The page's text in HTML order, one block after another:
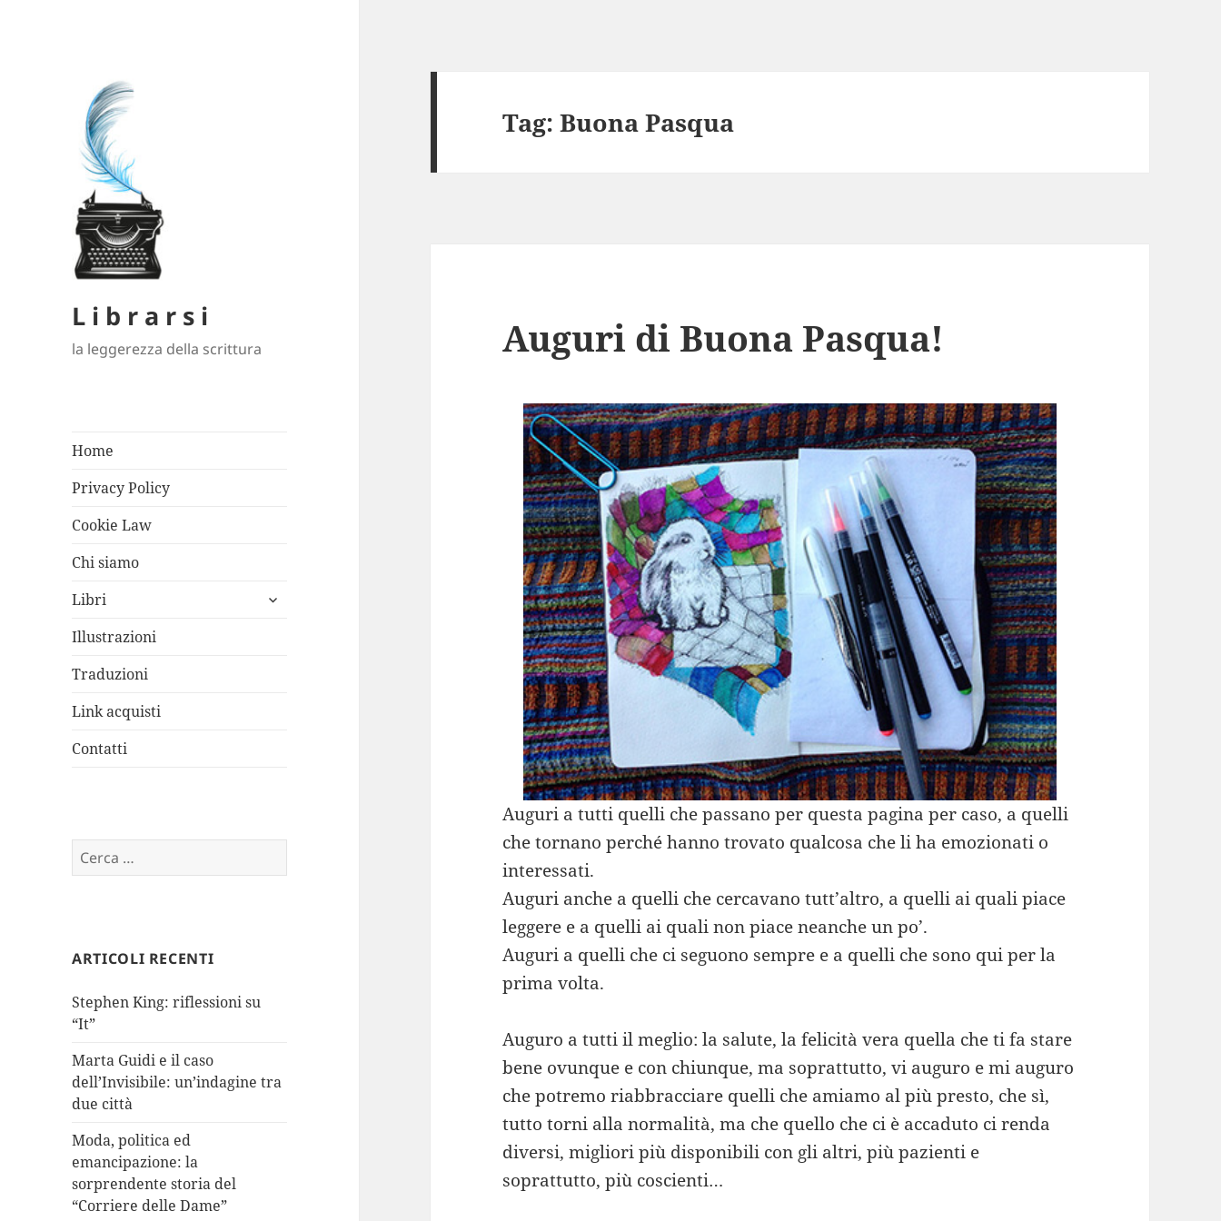
L i b r a r s i
la leggerezza della scrittura
Home
Privacy Policy
Cookie Law
Chi siamo
Libri
apri
Illustrazioni
Traduzioni
Link acquisti
Contatti
Ricerca
per:
ARTICOLI RECENTI
Stephen King: riflessioni su
“It”
Marta Guidi e il caso
dell’Invisibile: un’indagine tra
due città
Moda, politica ed
emancipazione: la
sorprendente storia del
“Corriere delle Dame”
Tag:Buona Pasqua
Auguri di Buona Pasqua!
Auguri a tutti quelli che passano per questa pagina per caso, a quelli
che tornano perché hanno trovato qualcosa che li ha emozionati o
interessati.
Auguri anche a quelli che cercavano tutt’altro, a quelli ai quali piace
leggere e a quelli ai quali non piace neanche un po’.
Auguri a quelli che ci seguono sempre e a quelli che sono qui per la
prima volta.
Auguro a tutti il meglio: la salute, la felicità vera quella che ti fa stare
bene ovunque e con chiunque, ma soprattutto, vi auguro e mi auguro
che potremo riabbracciare quelli che amiamo al più presto, che sì,
tutto torni alla normalità, ma che quello che ci è accaduto ci renda
diversi, migliori più disponibili con gli altri, più pazienti e
soprattutto, più coscienti…